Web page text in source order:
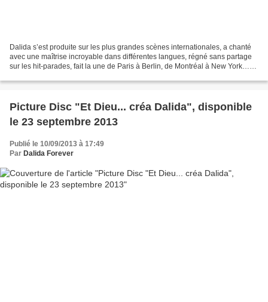
Dalida s’est produite sur les plus grandes scènes internationales, a chanté
avec une maîtrise incroyable dans différentes langues, régné sans partage
sur les hit-parades, fait la une de Paris à Berlin, de Montréal à New York…
Picture Disc "Et Dieu... créa Dalida", disponible
le 23 septembre 2013
Publié le 10/09/2013 à 17:49
Par Dalida Forever